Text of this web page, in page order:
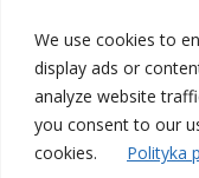
We use cookies to
display ads or
analyze website
you consent to our
cookies.
Polityka
Targi KRAKDENT®
KONTAKT
Redakcja „Nowej